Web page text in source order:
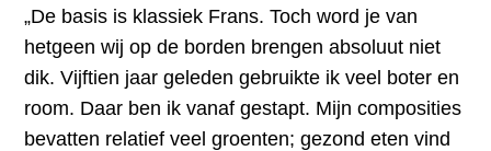
„De basis is klassiek Frans. Toch word je van
hetgeen wij op de borden brengen absoluut niet
dik. Vijftien jaar geleden gebruikte ik veel boter en
room. Daar ben ik vanaf gestapt. Mijn composities
bevatten relatief veel groenten; gezond eten vind